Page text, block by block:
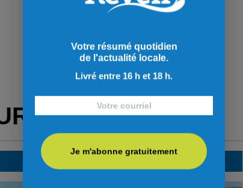
VOUS
Votre résumé quotidien
de l'actualité locale.
Livré entre 16 h et 18 h.
Je m'abonne gratuitement